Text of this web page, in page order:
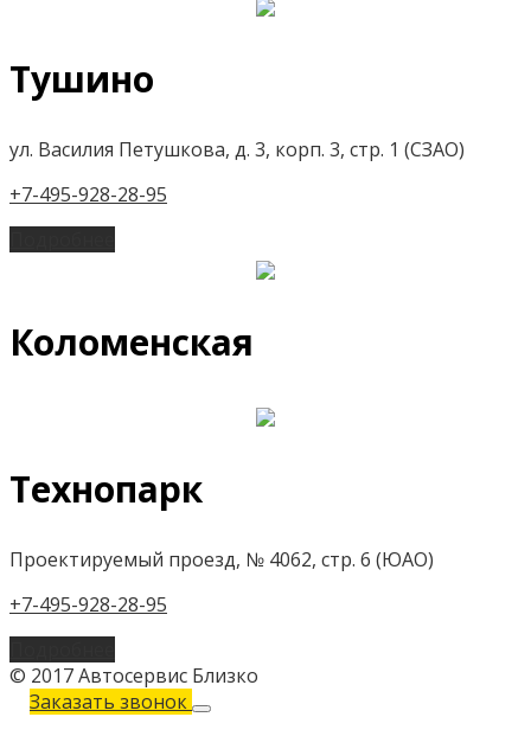
Тушино
ул. Василия Петушкова, д. 3, корп. 3, стр. 1 (СЗАО)
+7-495-928-28-95
Коломенская
Технопарк
Проектируемый проезд, № 4062, стр. 6 (ЮАО)
+7-495-928-28-95
© 2017 Автосервис Близко
Заказать звонок